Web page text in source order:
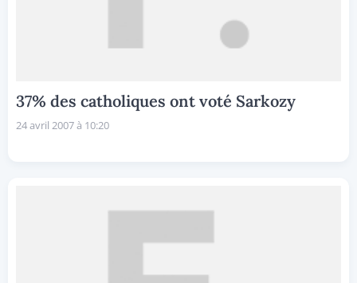
37% des catholiques ont voté Sarkozy
24 avril 2007 à 10:20